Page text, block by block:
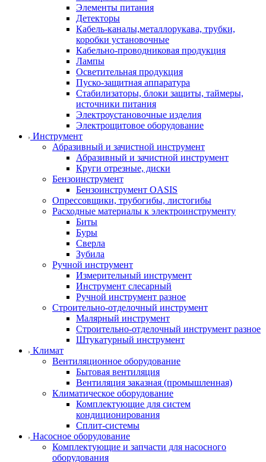
Элементы питания
Детекторы
Кабель-каналы,металлорукава, трубки,
коробки установочные
Кабельно-проводниковая продукция
Лампы
Осветительная продукция
Пуско-защитная аппаратура
Стабилизаторы, блоки защиты, таймеры,
источники питания
Электроустановочные изделия
Электрощитовое оборудование
Инструмент
Абразивный и зачистной инструмент
Абразивный и зачистной инструмент
Круги отрезные, диски
Бензоинструмент
Бензоинструмент OASIS
Опрессовщики, трубогибы, листогибы
Расходные материалы к электроинструменту
Биты
Буры
Сверла
Зубила
Ручной инструмент
Измерительный инструмент
Инструмент слесарный
Ручной инструмент разное
Строительно-отделочный инструмент
Малярный инструмент
Строительно-отделочный инструмент разное
Штукатурный инструмент
Климат
Вентиляционное оборудование
Бытовая вентиляция
Вентиляция заказная (промышленная)
Климатическое оборудование
Комплектующие для систем
кондиционирования
Сплит-системы
Насосное оборудование
Комплектующие и запчасти для насосного
оборудования